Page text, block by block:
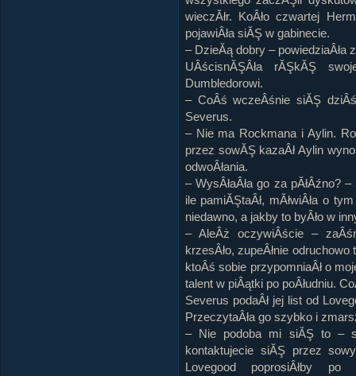
wieczĂłr. KoÂło czwartej
pojawiÂła siĂŞ w gabinecie.
– DzieĂą dobry – powiedziaÂła
UÂścisnĂŞÂła rĂŞkĂŞ
Dumbledorowi.
– CoÂś wczeÂśnie siĂŞ
Severus.
– Nie ma Rockmana i Aylin.
przez sowĂŞ kazaÂł Aylin
odwoÂłania.
– WysÂłaÂła go za pĂłÂźno?
ile pamiĂŞtaÂł, mĂłwiÂła o
niedawno, a jakby to byÂło w
– AleÂż oczywiÂście –
krzesÂło, zupeÂłnie
ktoÂś sobie przypomniaÂł o
talent w piÂątki po poÂłudniu.
Severus podaÂł jej list od
PrzeczytaÂła go szybko i
– Nie podoba mi siĂŞ to –
kontaktujecie siĂŞ przez
Lovegood poprosiÂłby